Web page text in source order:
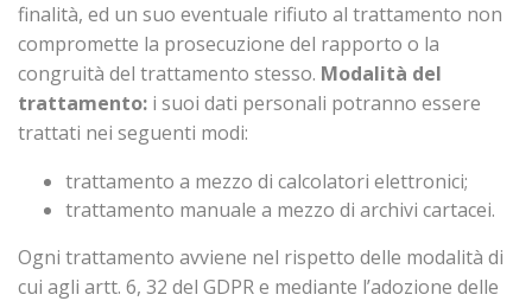
finalità, ed un suo eventuale rifiuto al trattamento non
compromette la prosecuzione del rapporto o la
congruità del trattamento stesso. Modalità del
trattamento: i suoi dati personali potranno essere
trattati nei seguenti modi:
trattamento a mezzo di calcolatori elettronici;
trattamento manuale a mezzo di archivi cartacei.
Ogni trattamento avviene nel rispetto delle modalità di
cui agli artt. 6, 32 del GDPR e mediante l’adozione delle